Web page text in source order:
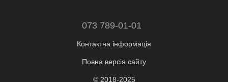
073 789-01-01
Контактна інформація
Повна версія сайту
© 2018-2025